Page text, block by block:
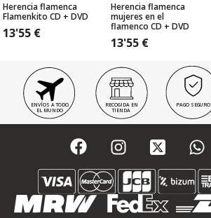
Herencia flamenca
Flamenkito CD + DVD
13'55 €
Herencia flamenca
mujeres en el
flamenco CD + DVD
13'55 €
ENVÍOS A TODO
EL MUNDO
RECOGIDA EN
TIENDA
PAGO SEGURO